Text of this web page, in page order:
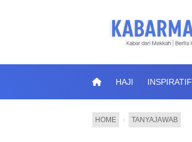
HAJI INSPIRATIF
HOME › TANYAJAWAB